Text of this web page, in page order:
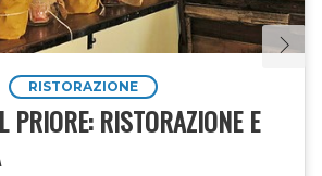
RISTORAZIONE
PRIORE: RISTORAZIONE E